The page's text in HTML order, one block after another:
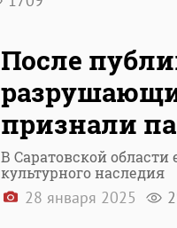
После
признали
В Саратовской
культурного наследия
28 января 2025